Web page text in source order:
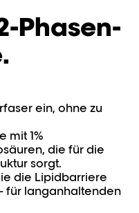
Phasen-
ein, ohne zu
mit 1%
die für die
sorgt.
die Lipidbarriere
für langanhaltenden